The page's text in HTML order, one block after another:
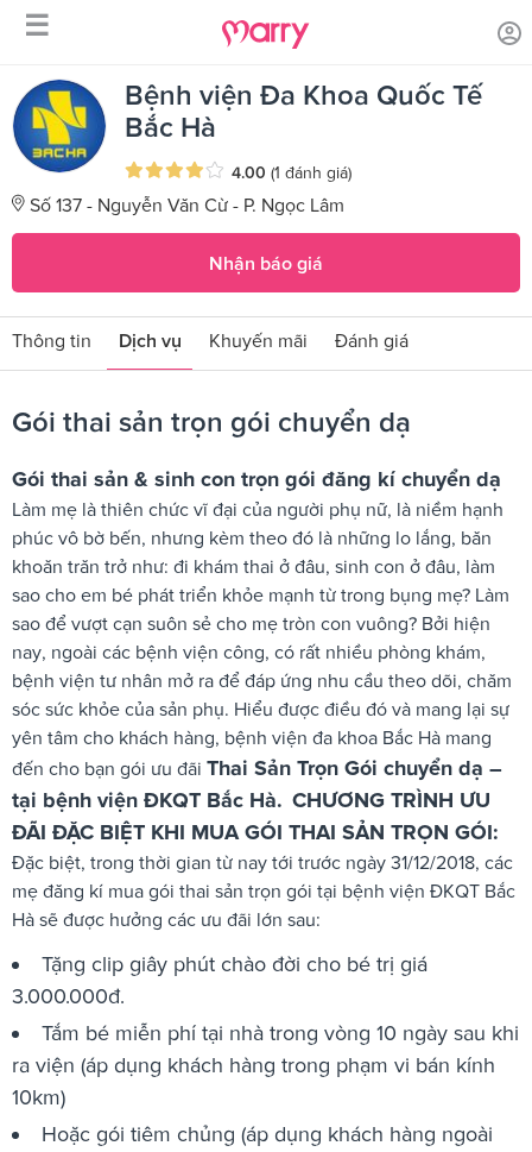
☰
Trang chủ Sản phẩm dịch vụ / Gói thai sản trọn gói chuyển dạ
Bệnh viện Đa Khoa Quốc Tế
Bắc Hà
4.00 (1 đánh giá)
Số 137 - Nguyễn Văn Cừ - P. Ngọc Lâm
Nhận báo giá
Thông tin Dịch vụ Khuyến mãi Đánh giá
Gói thai sản trọn gói chuyển dạ
Gói thai sản & sinh con trọn gói đăng kí chuyển dạ
Làm mẹ là thiên chức vĩ đại của người phụ nữ, là niềm hạnh
phúc vô bờ bến, nhưng kèm theo đó là những lo lắng, băn
khoăn trăn trở như: đi khám thai ở đâu, sinh con ở đâu, làm
sao cho em bé phát triển khỏe mạnh từ trong bụng mẹ? Làm
sao để vượt cạn suôn sẻ cho mẹ tròn con vuông? Bởi hiện
nay, ngoài các bệnh viện công, có rất nhiều phòng khám,
bệnh viện tư nhân mở ra để đáp ứng nhu cầu theo dõi, chăm
sóc sức khỏe của sản phụ. Hiểu được điều đó và mang lại sự
yên tâm cho khách hàng, bệnh viện đa khoa Bắc Hà mang
đến cho bạn gói ưu đãi Thai Sản Trọn Gói chuyển dạ –
tại bệnh viện ĐKQT Bắc Hà. CHƯƠNG TRÌNH ƯU
ĐÃI ĐẶC BIỆT KHI MUA GÓI THAI SẢN TRỌN GÓI:
Đặc biệt, trong thời gian từ nay tới trước ngày 31/12/2018, các
mẹ đăng kí mua gói thai sản trọn gói tại bệnh viện ĐKQT Bắc
Hà sẽ được hưởng các ưu đãi lớn sau:
Tặng clip giây phút chào đời cho bé trị giá
3.000.000đ.
Tắm bé miễn phí tại nhà trong vòng 10 ngày sau khi
ra viện (áp dụng khách hàng trong phạm vi bán kính
10km)
Hoặc gói tiêm chủng (áp dụng khách hàng ngoài